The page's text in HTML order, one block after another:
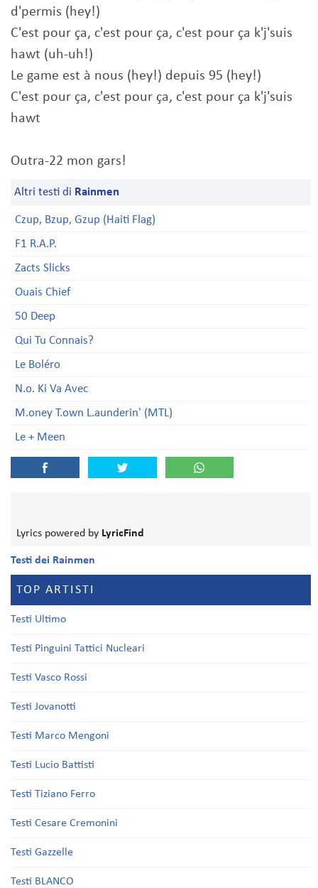
d'permis (hey!)
C'est pour ça, c'est pour ça, c'est pour ça k'j'suis
hawt (uh-uh!)
Le game est à nous (hey!) depuis 95 (hey!)
C'est pour ça, c'est pour ça, c'est pour ça k'j'suis
hawt
Outra-22 mon gars!
Altri testi di Rainmen
Czup, Bzup, Gzup (Haiti Flag)
F1 R.A.P.
Zacts Slicks
Ouais Chief
50 Deep
Qui Tu Connais?
Le Boléro
N.o. Ki Va Avec
M.oney T.own L.aunderin' (MTL)
Le + Meen
Lyrics powered by LyricFind
Testi dei Rainmen
TOP ARTISTI
Testi Ultimo
Testi Pinguini Tattici Nucleari
Testi Vasco Rossi
Testi Jovanotti
Testi Marco Mengoni
Testi Lucio Battisti
Testi Tiziano Ferro
Testi Cesare Cremonini
Testi Gazzelle
Testi BLANCO